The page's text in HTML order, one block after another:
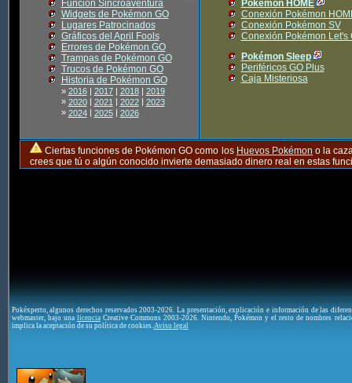
Función Sincroaventura
Widgets de Pokémon GO
Lugares Patrocinados
Gráficos del April Fools
Errores de Pokémon GO
Trampas de Pokémon GO
Trucos de Pokémon GO
Historia de Pokémon GO
» 2016| 2017| 2018| 2019
» 2020| 2021| 2022| 2023
» 2024| 2025| 2026
Pokémon HOME
Conexión Pokémon
Conexión Pokémon SV
Conexión Pokémon Let's
Pokémon Sleep
Periféricos GO Plus
Caja Misteriosa
Ciertas funciones de Pokémon GO como los Huevos Pokémon o la
crees que tú o algún conocido invierte demasiado dinero real en estas
Pokéxperto, algunos derechos reservados 2003-2026. La presentación, explicación e información de las
webmaster, bajo una licenciaCreative Commons 2003-2026. Nintendo, Pokémon y el resto de nombres
implica la aceptación de su política de cookies. Aviso legal